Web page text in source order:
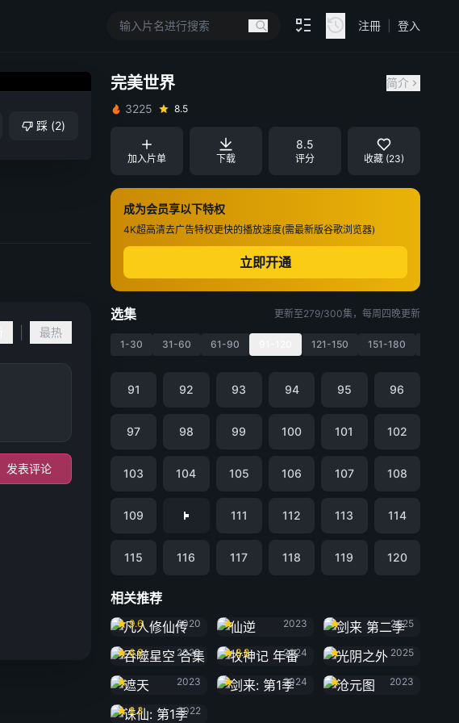
注冊 登入
踩 (2)
完美世界
简介
3225
8.5
加入片单 下载
8.5
评分 收藏 (23)
成为会员享以下特权
4K超高清去广告特权更快的播放速度(需最新版谷歌浏览器)
立即开通
选集 更新至279/300集，每周四晚更新
1-30 31-60 61-90 121-150 151-180
91 92 93 94 95 96
97 98 99 100 101 102
103 104 105 106 107 108
109 111 112 113 114
115 116 117 118 119 120
相关推荐
凡人修仙传
9.6
2020
2023
2025
吞噬星空 合集
6.8
2020
牧神记 年番
8.8
2024
光阴之外
2025
遮天
2023
剑来: 第1季
2024
沧元图
2023
诛仙: 第1季
8.3
2022
最热
发表评论